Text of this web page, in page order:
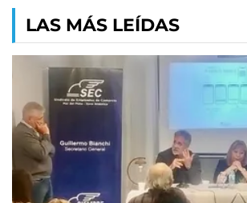
LAS MÁS LEÍDAS